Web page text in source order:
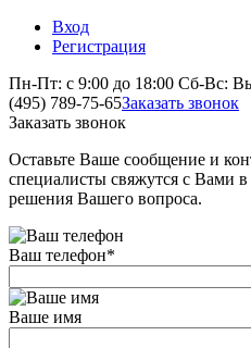
Вход
Регистрация
Пн-Пт: с 9:00 до 18:00 Сб-Вс:
(495) 789-75-65Заказать звонок
Заказать звонок
Оставьте Ваше сообщение и
специалисты свяжутся с Вами
решения Вашего вопроса.
Ваш телефон*
Ваше имя